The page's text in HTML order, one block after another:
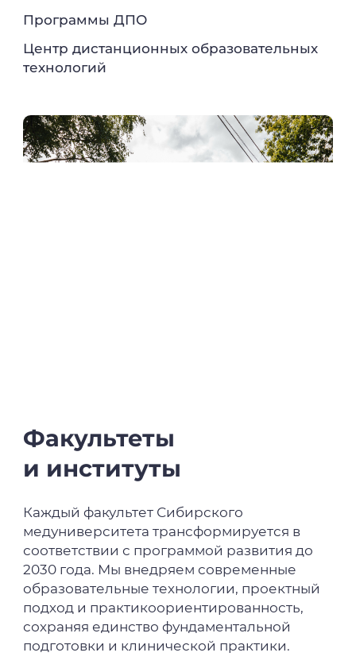
Программы ДПО
Центр дистанционных образовательных
технологий
Факультеты
и институты
Каждый факультет Сибирского
медуниверситета трансформируется в
соответствии с программой развития до
2030 года. Мы внедряем современные
образовательные технологии, проектный
подход и практикоориентированность,
сохраняя единство фундаментальной
подготовки и клинической практики.